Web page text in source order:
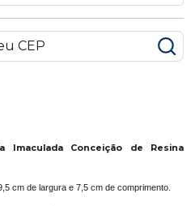
Imaculada Conceição de Resina
cm de largura e 7,5 cm de comprimento.